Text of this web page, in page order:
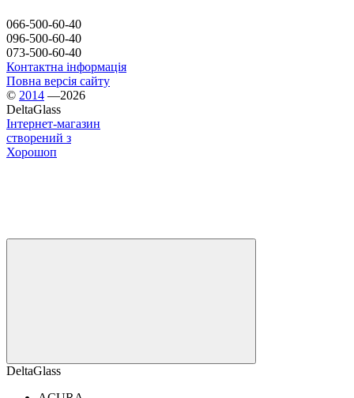
066-500-60-40
096-500-60-40
073-500-60-40
Контактна інформація
Повна версія сайту
© 2014 —2026
DeltaGlass
Інтернет-магазин
створений з
Хорошоп
DeltaGlass